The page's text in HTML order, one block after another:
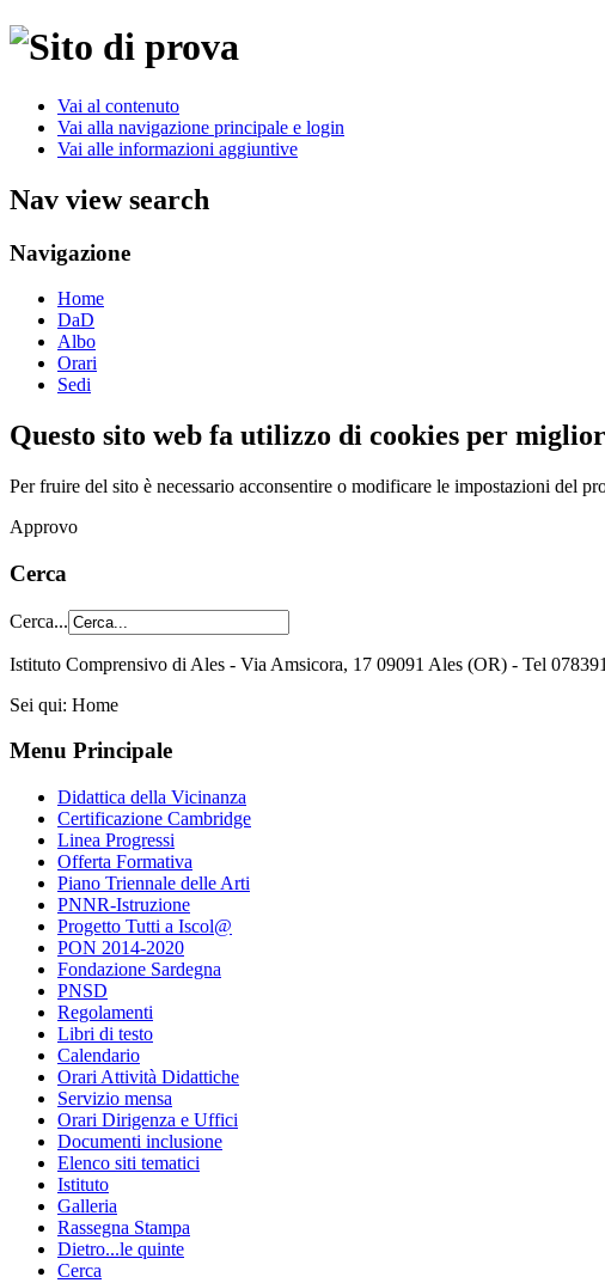
Vai al contenuto
Vai alla navigazione principale e login
Vai alle informazioni aggiuntive
Nav view search
Navigazione
Home
DaD
Albo
Orari
Sedi
Questo sito web fa utilizzo di cookies per
Per fruire del sito è necessario acconsentire o modificare le impostazioni del
Approvo
Cerca
Cerca...
Istituto Comprensivo di Ales - Via Amsicora, 17 09091 Ales (OR) - Tel
Sei qui: Home
Menu Principale
Didattica della Vicinanza
Certificazione Cambridge
Linea Progressi
Offerta Formativa
Piano Triennale delle Arti
PNNR-Istruzione
Progetto Tutti a Iscol@
PON 2014-2020
Fondazione Sardegna
PNSD
Regolamenti
Libri di testo
Calendario
Orari Attività Didattiche
Servizio mensa
Orari Dirigenza e Uffici
Documenti inclusione
Elenco siti tematici
Istituto
Galleria
Rassegna Stampa
Dietro...le quinte
Cerca